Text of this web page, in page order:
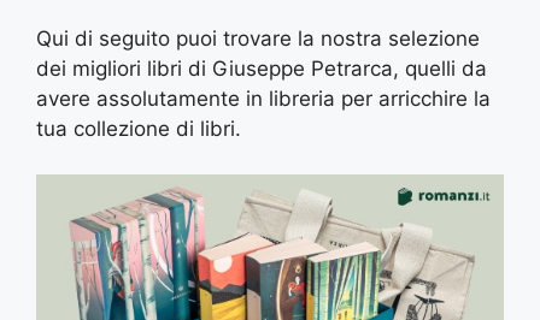
Qui di seguito puoi trovare la nostra selezione
dei migliori libri di Giuseppe Petrarca, quelli da
avere assolutamente in libreria per arricchire la
tua collezione di libri.